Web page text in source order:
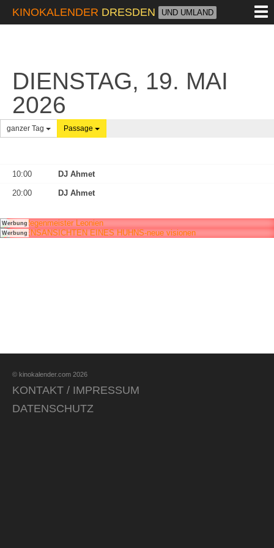
KINOKALENDER DRESDEN UND UMLAND
DIENSTAG, 19. MAI
2026
ganzer Tag Passage
10:00 DJ Ahmet
20:00 DJ Ahmet
Werbung
Werbung
© kinokalender.com 2026
KONTAKT / IMPRESSUM
DATENSCHUTZ